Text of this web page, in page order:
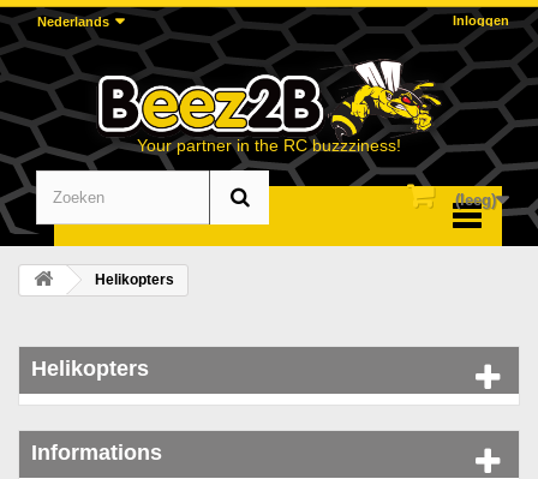
Inloggen
Nederlands
Your partner in the RC buzzziness!
(leeg)
Helikopters
Helikopters
Informations